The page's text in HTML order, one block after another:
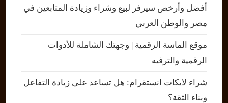
أفضل وأرخص سيرفر لبيع وشراء وزيادة المتابعين في
مصر والوطن العربي
موقع الماسة الرقمية | وجهتك الشاملة للأدوات
الرقمية والترفيه
شراء لايكات انستقرام: هل تساعد على زيادة التفاعل
وبناء الثقة؟